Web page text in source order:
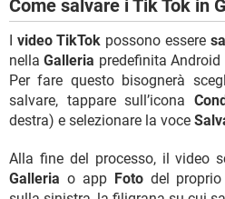
Come salvare i Tik Tok in
I video TikTok possono essere
nellaGalleria predefinita Android
Per fare questo bisognerà
salvare, tappare sull’icona
destra) e selezionare la voce
Alla fine del processo, il video
Galleria o app Fotodel proprio